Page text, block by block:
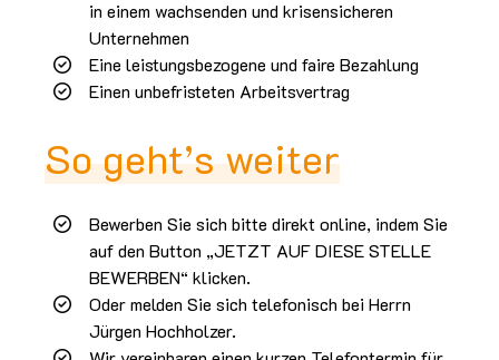
in einem wachsenden und krisensicheren
Unternehmen
Eine leistungsbezogene und faire Bezahlung
Einen unbefristeten Arbeitsvertrag
So geht’s weiter
Bewerben Sie sich bitte direkt online, indem Sie
auf den Button „JETZT AUF DIESE STELLE
BEWERBEN“ klicken.
Oder melden Sie sich telefonisch bei Herrn
Jürgen Hochholzer.